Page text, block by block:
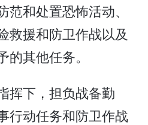
和处置恐怖活动、
救援和防卫作战以及
其他任务。
挥下，担负战备勤
行动任务和防卫作战